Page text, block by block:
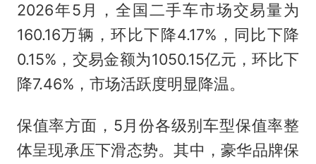
2026年5月，全国二手车市场交易量为
160.16万辆，环比下降4.17%，同比下降
0.15%，交易金额为1050.15亿元，环比下
降7.46%，市场活跃度明显降温。
保值率方面，5月份各级别车型保值率整
体呈现承压下滑态势。其中，豪华品牌保